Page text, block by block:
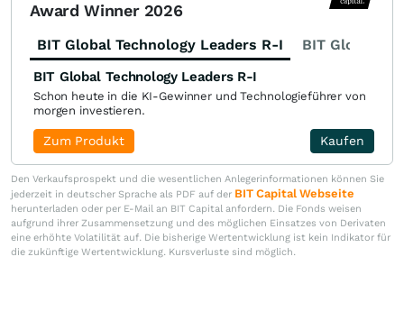
Award Winner 2026
BIT Global Technology Leaders R-I BIT Global
BIT Global Technology Leaders R-I
Schon heute in die KI-Gewinner und Technologieführer von
morgen investieren.
Kaufen
Zum Produkt
Den Verkaufsprospekt und die wesentlichen Anlegerinformationen können Sie
jederzeit in deutscher Sprache als PDF auf der BIT Capital Webseite
herunterladen oder per E-Mail an BIT Capital anfordern. Die Fonds weisen
aufgrund ihrer Zusammensetzung und des möglichen Einsatzes von Derivaten
eine erhöhte Volatilität auf. Die bisherige Wertentwicklung ist kein Indikator für
die zukünftige Wertentwicklung. Kursverluste sind möglich.